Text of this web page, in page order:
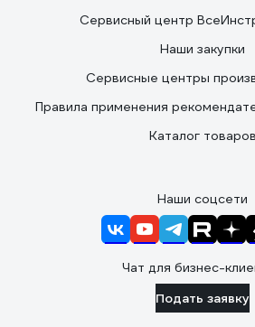
Сервисный центр
Наши закупки
Сервисные центры
Правила применения
Каталог товаров
Наши соцсети
Чат для бизнес-
Подать заявку